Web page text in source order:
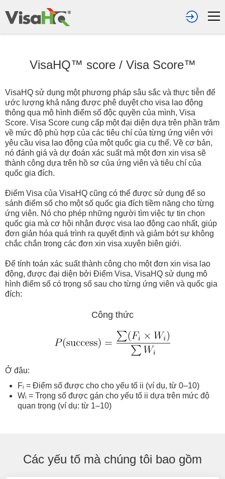
VisaHQ™ score/ Visa Score™
VisaHQ sử dụng một phương pháp sâu sắc và thực tiễn để
ước lượng khả năng được phê duyệt cho visa lao động
thông qua mô hình điểm số độc quyền của mình, Visa
Score. Visa Score cung cấp một đại diện dựa trên phần trăm
về mức độ phù hợp của các tiêu chí của từng ứng viên với
yêu cầu visa lao động của một quốc gia cụ thể. Về cơ bản,
nó đánh giá và dự đoán xác suất mà một đơn xin visa sẽ
thành công dựa trên hồ sơ của ứng viên và tiêu chí của
quốc gia đích.
Điểm Visa của VisaHQ cũng có thể được sử dụng để so
sánh điểm số cho một số quốc gia đích tiềm năng cho từng
ứng viên. Nó cho phép những người tìm việc tự tin chọn
quốc gia mà cơ hội nhận được visa lao động cao nhất, giúp
đơn giản hóa quá trình ra quyết định và giảm bớt sự không
chắc chắn trong các đơn xin visa xuyên biên giới.
Để tính toán xác suất thành công cho một đơn xin visa lao
động, được đại diện bởi Điểm Visa, VisaHQ sử dụng mô
hình điểm số có trọng số sau cho từng ứng viên và quốc gia
đích:
Công thức
Ở đâu:
Fᵢ = Điểm số được cho cho yếu tố ii (ví dụ, từ 0–10)
Wᵢ = Trọng số được gán cho yếu tố ii dựa trên mức độ
quan trọng (ví dụ: từ 1–10)
Các yếu tố mà chúng tôi bao gồm